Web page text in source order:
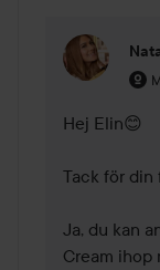
Hej Elin😊
Tack för din
Ja, du kan
Cream ihop